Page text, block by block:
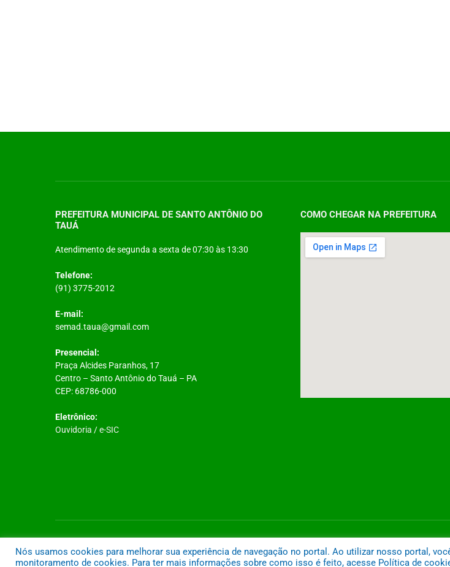
PREFEITURA MUNICIPAL DE SANTO ANTÔNIO DO
TAUÁ
Atendimento de segunda a sexta de 07:30 às 13:30
Telefone:
(91) 3775-2012
E-mail:
semad.taua@gmail.com
Presencial:
Praça Alcides Paranhos, 17
Centro – Santo Antônio do Tauá – PA
CEP: 68786-000
Eletrônico:
Ouvidoria /e-SIC
COMO CHEGAR NA PREFEITURA
Nós usamos cookies para melhorar sua experiência de navegação no portal. Ao utilizar nosso portal,
monitoramento de cookies. Para ter mais informações sobre como isso é feito, acesse Política de